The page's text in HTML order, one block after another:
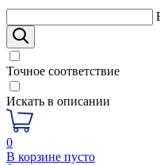
Точное соответствие
Искать в описании
0
В корзине пусто